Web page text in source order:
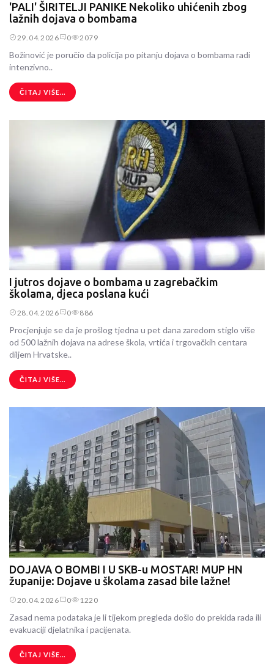
'PALI' ŠIRITELJI PANIKE Nekoliko uhićenih zbog
lažnih dojava o bombama
29.04.2026 0 2079
Božinović je poručio da policija po pitanju dojava o bombama radi
intenzivno..
ČITAJ VIŠE...
I jutros dojave o bombama u zagrebačkim
školama, djeca poslana kući
28.04.2026 0 886
Procjenjuje se da je prošlog tjedna u pet dana zaredom stiglo više
od 500 lažnih dojava na adrese škola, vrtića i trgovačkih centara
diljem Hrvatske..
ČITAJ VIŠE...
DOJAVA O BOMBI I U SKB-u MOSTAR! MUP HN
županije: Dojave u školama zasad bile lažne!
20.04.2026 0 1220
Zasad nema podataka je li tijekom pregleda došlo do prekida rada ili
evakuaciji djelatnika i pacijenata.
ČITAJ VIŠE...